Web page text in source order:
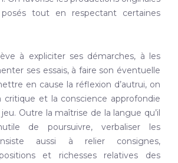
tout en respectant certaines
à expliciter ses démarches, à les
ses essais, à faire son éventuelle
en cause la réflexion d’autrui, on
critique et la conscience approfondie
Outre la maîtrise de la langue qu’il
de poursuivre, verbaliser les
aussi à relier consignes,
et richesses relatives des